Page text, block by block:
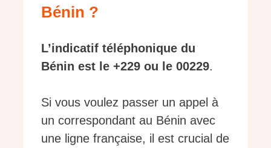
Bénin ?
L’indicatif téléphonique du
Bénin est le +229 ou le 00229.
Si vous voulez passer un appel à
un correspondant au Bénin avec
une ligne française, il est crucial de